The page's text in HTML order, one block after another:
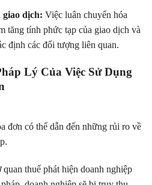
dịch: Việc luân chuyển hóa
tăng tính phức tạp của giao dịch và
định các đối tượng liên quan.
Lý Của Việc Sử Dụng
đơn có thể dẫn đến những rủi ro về
thuế phát hiện doanh nghiệp